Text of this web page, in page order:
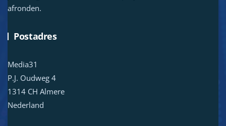
afronden.
Postadres
Media31
P.J. Oudweg 4
1314 CH Almere
Nederland